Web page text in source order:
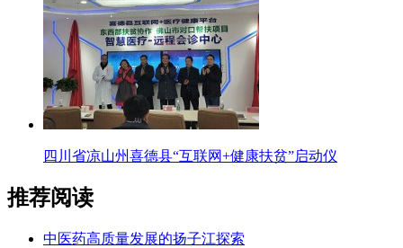
四川省凉山州喜德县“互联网+健康扶贫”启动仪
推荐阅读
中医药高质量发展的扬子江探索